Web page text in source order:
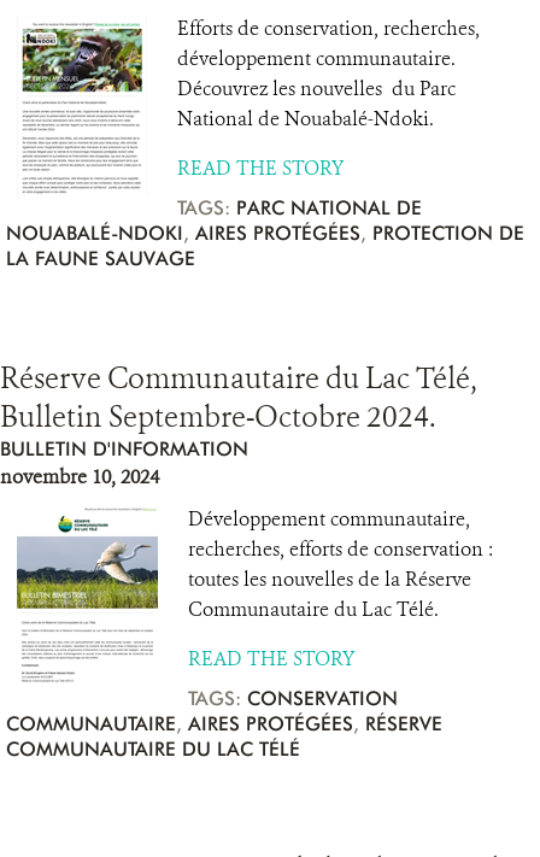
Efforts de conservation, recherches,
développement communautaire.
Découvrez les nouvelles du Parc
National de Nouabalé-Ndoki.
READ THE STORY
TAGS: PARC NATIONAL DE
NOUABALÉ-NDOKI, AIRES PROTÉGÉES, PROTECTION DE
LA FAUNE SAUVAGE
Réserve Communautaire du Lac Télé,
Bulletin Septembre-Octobre 2024.
BULLETIN D'INFORMATION
novembre 10, 2024
Développement communautaire,
recherches, efforts de conservation :
toutes les nouvelles de la Réserve
Communautaire du Lac Télé.
READ THE STORY
TAGS: CONSERVATION
COMMUNAUTAIRE, AIRES PROTÉGÉES, RÉSERVE
COMMUNAUTAIRE DU LAC TÉLÉ